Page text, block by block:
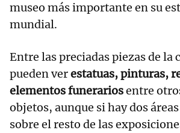
museo más importante en su
mundial.
Entre las preciadas piezas de la
pueden verestatuas, pinturas,
elementos funerariosentre
objetos, aunque si hay dos
sobre el resto de las